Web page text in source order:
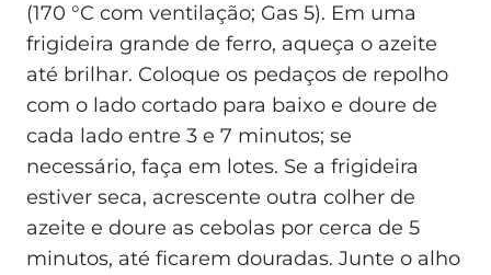
(170 °C com ventilação; Gas 5). Em uma
frigideira grande de ferro, aqueça o azeite
até brilhar. Coloque os pedaços de repolho
com o lado cortado para baixo e doure de
cada lado entre 3 e 7 minutos; se
necessário, faça em lotes. Se a frigideira
estiver seca, acrescente outra colher de
azeite e doure as cebolas por cerca de 5
minutos, até ficarem douradas. Junte o alho